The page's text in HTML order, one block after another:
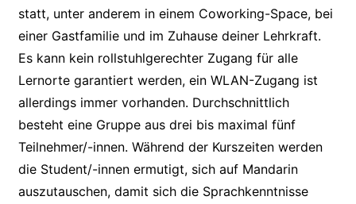
statt, unter anderem in einem Coworking-Space, bei
einer Gastfamilie und im Zuhause deiner Lehrkraft.
Es kann kein rollstuhlgerechter Zugang für alle
Lernorte garantiert werden, ein WLAN-Zugang ist
allerdings immer vorhanden. Durchschnittlich
besteht eine Gruppe aus drei bis maximal fünf
Teilnehmer/-innen. Während der Kurszeiten werden
die Student/-innen ermutigt, sich auf Mandarin
auszutauschen, damit sich die Sprachkenntnisse